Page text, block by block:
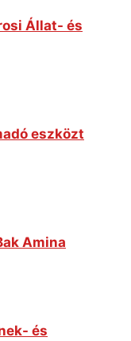
Állat- és
eszközt
Amina
és